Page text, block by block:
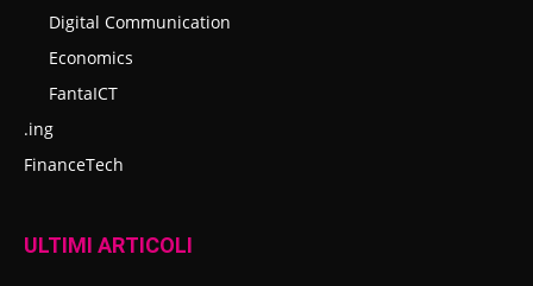
Digital Communication
Economics
FantaICT
.ing
FinanceTech
ULTIMI ARTICOLI